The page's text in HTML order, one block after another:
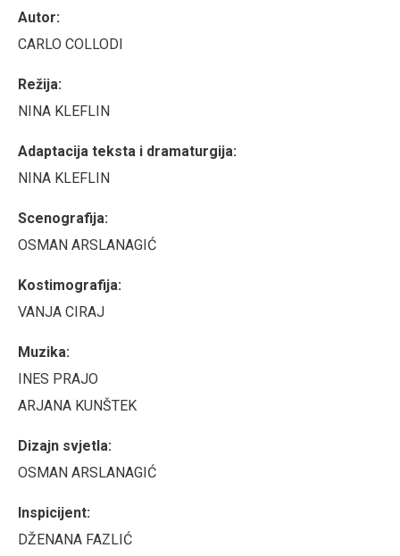
Autor:
CARLO COLLODI
Režija:
NINA KLEFLIN
Adaptacija teksta i dramaturgija:
NINA KLEFLIN
Scenografija:
OSMAN ARSLANAGIĆ
Kostimografija:
VANJA CIRAJ
Muzika:
INES PRAJO
ARJANA KUNŠTEK
Dizajn svjetla:
OSMAN ARSLANAGIĆ
Inspicijent:
DŽENANA FAZLIĆ